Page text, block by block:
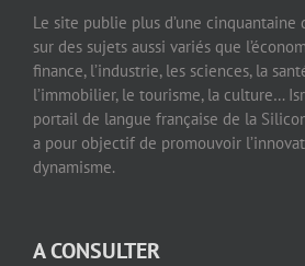
Le site publie plus d’une cinquantaine
sur des sujets aussi variés que
finance, l’industrie, les sciences, la
l’immobilier, le tourisme, la culture…
portail de langue française de la
a pour objectif de promouvoir
dynamisme.
A CONSULTER